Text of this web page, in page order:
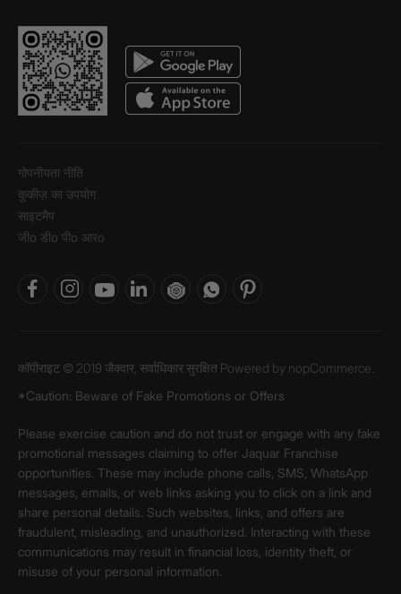
गोपनीयता नीति
कुकीज़ का उपयोग
साइटमैप
जीo डीo पीo आरo
कॉपीराइट © 2019 जैक्वार, सर्वाधिकार सुरक्षित Powered by nopCommerce.
*Caution: Beware of Fake Promotions or Offers
Please exercise caution and do not trust or engage with any fake
promotional messages claiming to offer Jaquar Franchise
opportunities. These may include phone calls, SMS, WhatsApp
messages, emails, or web links asking you to click on a link and
share personal details. Such websites, links, and offers are
fraudulent, misleading, and unauthorized. Interacting with these
communications may result in financial loss, identity theft, or
misuse of your personal information.